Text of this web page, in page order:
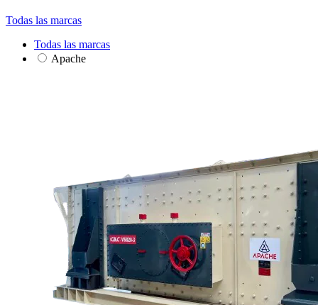
Todas las marcas
Todas las marcas
Apache